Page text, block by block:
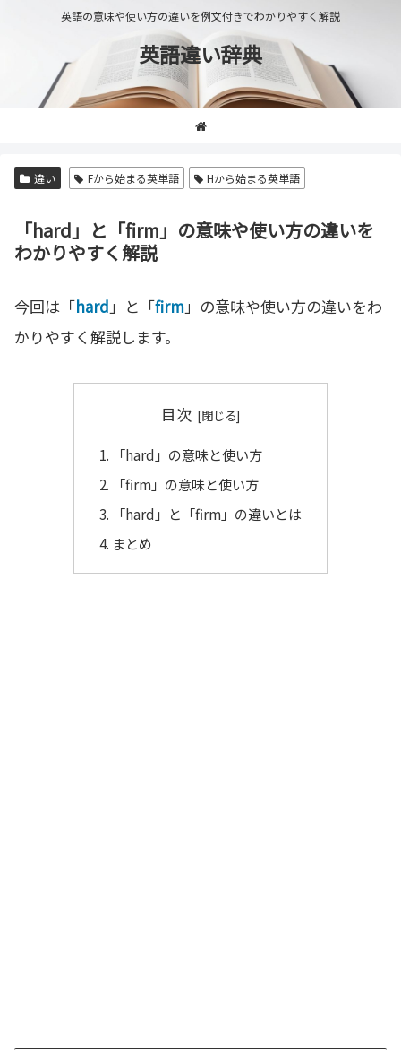
英語の意味や使い方の違いを例文付きでわかりやすく解説
英語違い辞典
違い Fから始まる英単語 Hから始まる英単語
「hard」と「firm」の意味や使い方の違いを
わかりやすく解説
今回は「hard」と「firm」の意味や使い方の違いをわ
かりやすく解説します。
目次
「hard」の意味と使い方
「firm」の意味と使い方
「hard」と「firm」の違いとは
まとめ